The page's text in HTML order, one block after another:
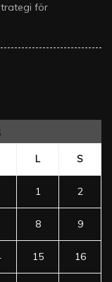
för
L S
1 2
8 9
15 16